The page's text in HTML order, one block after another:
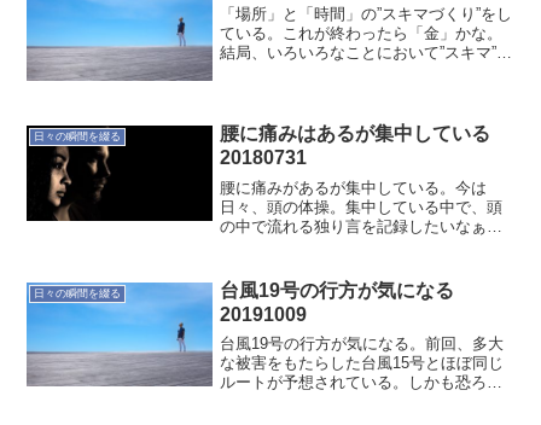
「場所」と「時間」の”スキマづくり”をし
ている。これが終わったら「金」かな。
結局、いろいろなことにおいて”スキマ”は
あっても金がない...
日々の瞬間を綴る
腰に痛みはあるが集中している
20180731
腰に痛みがあるが集中している。今は
日々、頭の体操。集中している中で、頭
の中で流れる独り言を記録したいなぁ。
のだろうか。
日々の瞬間を綴る
台風19号の行方が気になる
20191009
台風19号の行方が気になる。前回、多大
な被害をもたらした台風15号とほぼ同じ
ルートが予想されている。しかも恐ろし